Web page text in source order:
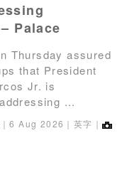
Palace
Thursday assured
that President
Jr. is
...
6 Aug 2026 ｜英字｜